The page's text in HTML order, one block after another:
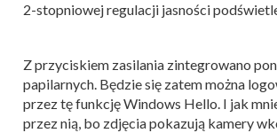
2-stopniowej regulacji jasności
Z przyciskiem zasilania zintegrowano
papilarnych. Będzie się zatem można
przez tę funkcję Windows Hello. I jak
przez nią, bo zdjęcia pokazują kamery